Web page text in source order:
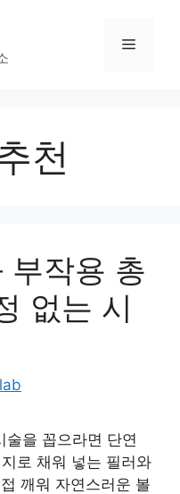
메
천
부작용 총
없는 시
술을 꼽으라면 단연
로 채워 넣는 필러와
깨워 자연스러운 볼